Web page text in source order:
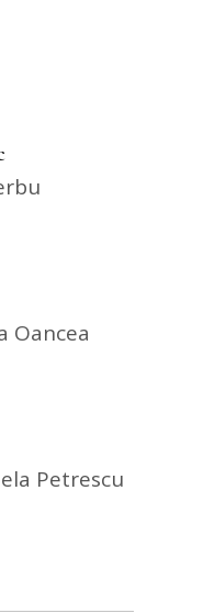
Oancea
Petrescu